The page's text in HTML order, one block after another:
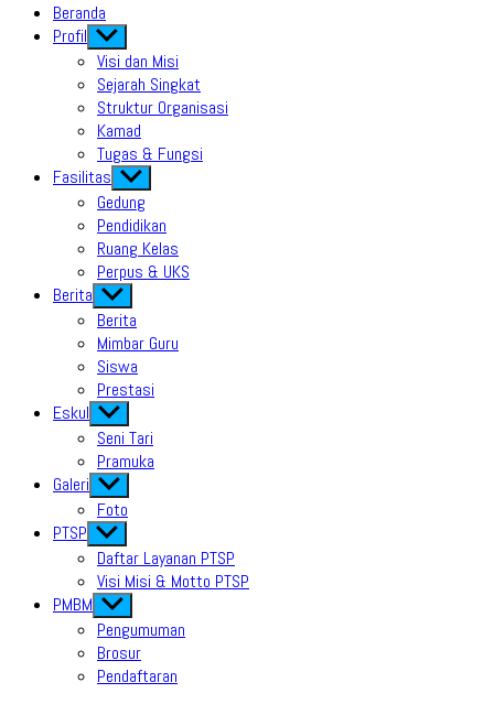
Beranda
Profil Show
sub
menu
Visi dan Misi
Sejarah Singkat
Struktur Organisasi
Kamad
Tugas & Fungsi
Fasilitas Show
sub
menu
Gedung
Pendidikan
Ruang Kelas
Perpus & UKS
Berita Show
sub
menu
Berita
Mimbar Guru
Siswa
Prestasi
Eskul Show
sub
menu
Seni Tari
Pramuka
Galeri Show
sub
menu
Foto
PTSP Show
sub
menu
Daftar Layanan PTSP
Visi Misi & Motto PTSP
PMBM Show
sub
menu
Pengumuman
Brosur
Pendaftaran